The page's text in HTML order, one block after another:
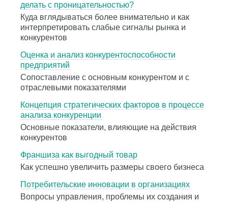
делать с проницательностью?
Куда вглядываться более внимательно и как
интерпретировать слабые сигналы рынка и
конкурентов
Оценка и анализ конкурентоспособности
предприятий
Сопоставление с основным конкурентом и с
отраслевыми показателями
Концепция стратегических факторов в процессе
анализа конкуренции
Основные показатели, влияющие на действия
конкурентов
Франшиза как выгодный товар
Как успешно увеличить размеры своего бизнеса
Потребительские инновации в организациях
Вопросы управления, проблемы их создания и